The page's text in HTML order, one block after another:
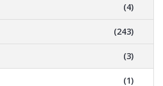
(4)
(243)
(3)
(1)